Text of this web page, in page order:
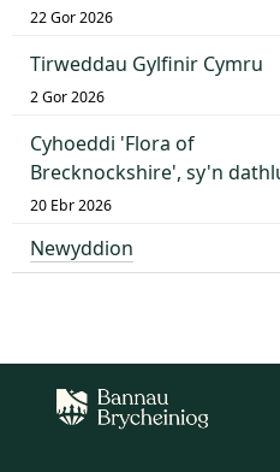
22 Gor 2026
Tirweddau Gylfinir Cymru
2 Gor 2026
Cyhoeddi 'Flora of
Brecknockshire', sy'n
20 Ebr 2026
Newyddion